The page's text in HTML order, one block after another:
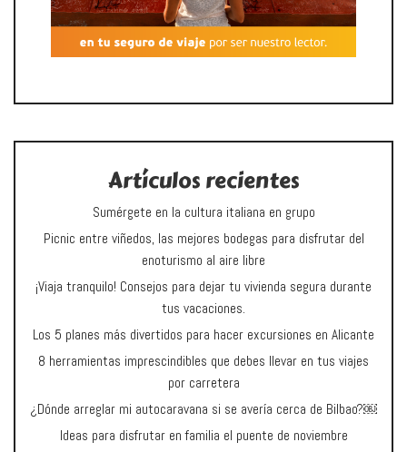
Artículos recientes
Sumérgete en la cultura italiana en grupo
Picnic entre viñedos, las mejores bodegas para disfrutar del
enoturismo al aire libre
¡Viaja tranquilo! Consejos para dejar tu vivienda segura durante
tus vacaciones.
Los 5 planes más divertidos para hacer excursiones en Alicante
8 herramientas imprescindibles que debes llevar en tus viajes
por carretera
¿Dónde arreglar mi autocaravana si se avería cerca de Bilbao?￼
Ideas para disfrutar en familia el puente de noviembre